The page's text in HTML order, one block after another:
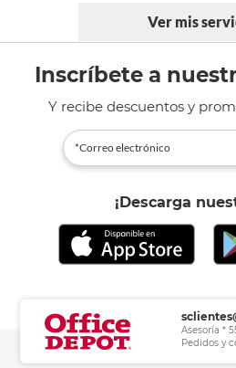
Ver mis
Inscríbete a
Y recibe descuentos y
¡Descarga
Asesoría *
Pedidos y